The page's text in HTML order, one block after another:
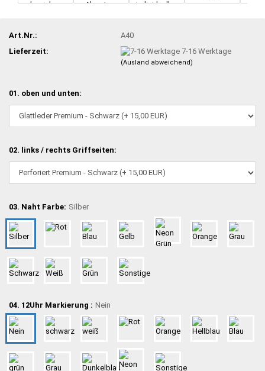
Art.Nr.:
A40
Lieferzeit:
7-16 Werktage
(Ausland abweichend)
01. oben und unten:
02. links / rechts Griffseiten:
03. Naht Farbe: Silber
04. 12Uhr Markierung : Nein